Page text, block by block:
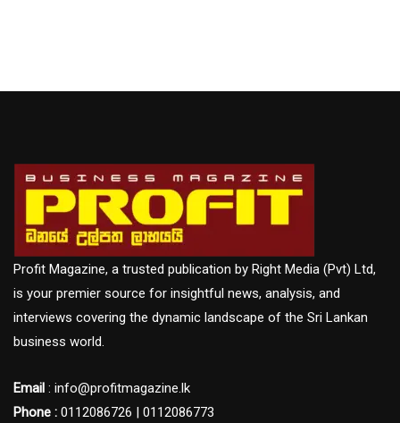
Profit Magazine, a trusted publication by Right Media (Pvt) Ltd,
is your premier source for insightful news, analysis, and
interviews covering the dynamic landscape of the Sri Lankan
business world.
Email : info@profitmagazine.lk
Phone : 0112086726 | 0112086773